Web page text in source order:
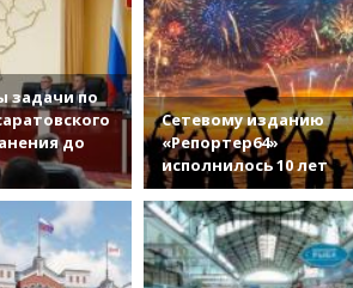
задачи по
до
Сетевому изданию
«Репортер64»
исполнилось 10 лет